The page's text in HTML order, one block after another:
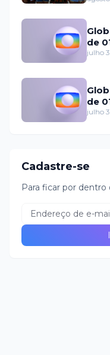
de
julho
de
julho
Cadastre-se
Para ficar por dentro